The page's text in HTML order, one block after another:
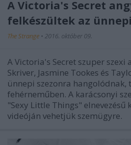
A Victoria's Secret
felkészültek az
The Strange • 2016. október 09.
A Victoria's Secret szuper szexi
Skriver, Jasmine Tookes és
ünnepi szezonra hangolódnak,
fehérneműben. A karácsonyi
"Sexy Little Things"
videóján vehetjük szemügyre.